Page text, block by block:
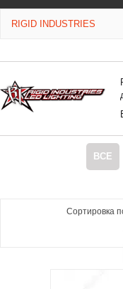
RIGID INDUSTRIES
ВСЕ
Сортировка